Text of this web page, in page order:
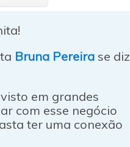
Bruna Pereira se diz
em grandes
com esse negócio
ter uma conexão